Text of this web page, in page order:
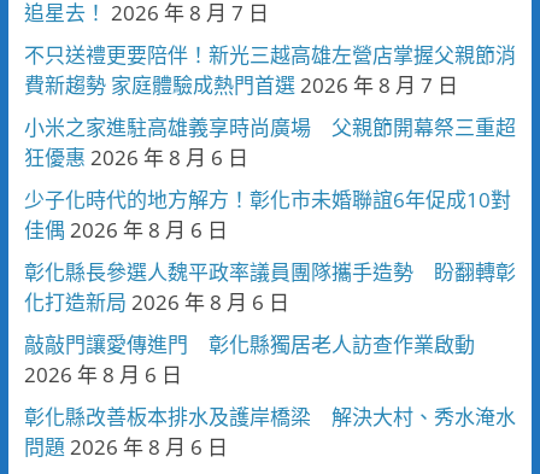
追星去！ 2026 年 8 月 7 日
不只送禮更要陪伴！新光三越高雄左營店掌握父親節消
費新趨勢 家庭體驗成熱門首選2026 年 8 月 7 日
小米之家進駐高雄義享時尚廣場 父親節開幕祭三重超
狂優惠 2026 年 8 月 6 日
少子化時代的地方解方！彰化市未婚聯誼6年促成10對
佳偶 2026 年 8 月 6 日
彰化縣長參選人魏平政率議員團隊攜手造勢 盼翻轉彰
化打造新局 2026 年 8 月 6 日
敲敲門讓愛傳進門 彰化縣獨居老人訪查作業啟動
2026 年 8 月 6 日
彰化縣改善板本排水及護岸橋梁 解決大村、秀水淹水
問題 2026 年 8 月 6 日